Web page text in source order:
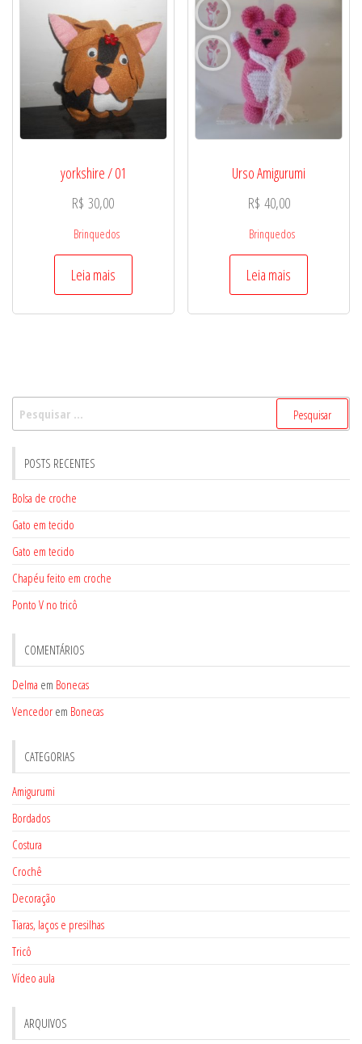
yorkshire / 01
R$ 30,00
Brinquedos
Leia mais
Urso Amigurumi
R$ 40,00
Brinquedos
Leia mais
Pesquisar
por:
POSTS RECENTES
Bolsa de croche
Gato em tecido
Gato em tecido
Chapéu feito em croche
Ponto V no tricô
COMENTÁRIOS
Delma em Bonecas
Vencedor em Bonecas
CATEGORIAS
Amigurumi
Bordados
Costura
Crochê
Decoração
Tiaras, laços e presilhas
Tricô
Vídeo aula
ARQUIVOS